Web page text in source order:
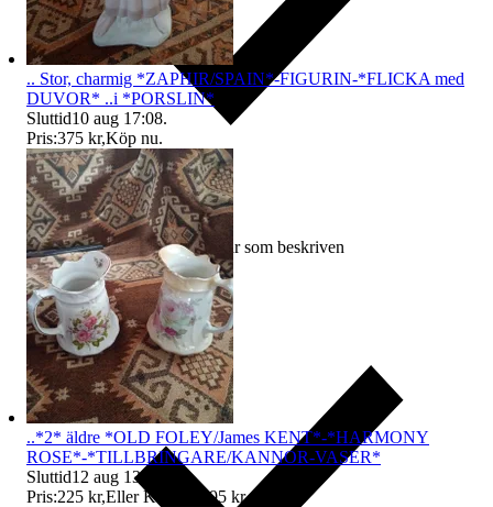
Ersättning om varan inte är som beskriven
.. Stor, charmig *ZAPHIR/SPAIN*-FIGURIN-*FLICKA med
DUVOR* ..i *PORSLIN*
Sluttid10 aug 17:08.
Pris:375 kr,Köp nu.
..*2* äldre *OLD FOLEY/James KENT*-*HARMONY
ROSE*-*TILLBRINGARE/KANNOR-VASER*
Sluttid12 aug 13:25
Pris:225 kr,Eller Köp nu 295 kr,.